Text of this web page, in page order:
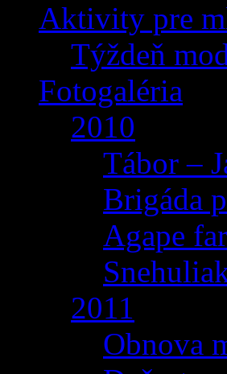
Aktivity pre
Týždeň
Fotogaléria
2010
Tábor –
Brigáda
Agape
2011
Obnova